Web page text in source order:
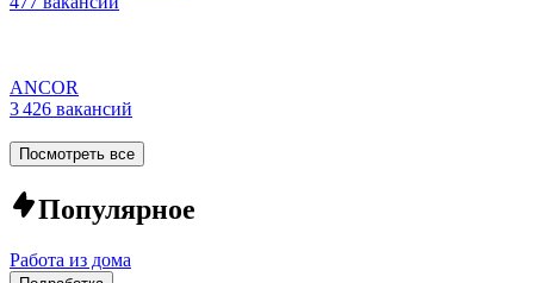
ANCOR
3 426 вакансий
Посмотреть все
Популярное
Работа из дома